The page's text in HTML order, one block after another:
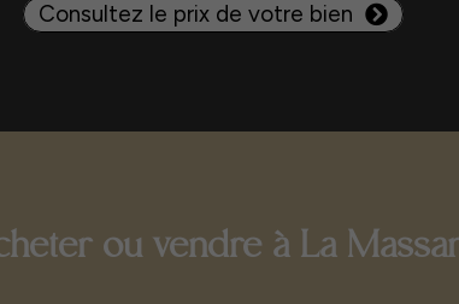
Consultez le prix de votre bien
ou vendre à La